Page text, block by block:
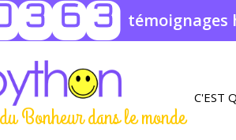
témoignages
Bonheur dans le monde
C'EST